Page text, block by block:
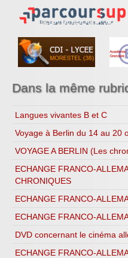
Année 2018-2019
Année 2019-2020
Année 2021-2022
Année 2022-2023
Année 2023-2024
Année 2025-2026
Recettes...
Ressources
Dans la même
Langues vivantes B et C
Voyage à Berlin du 14 au 20
VOYAGE A BERLIN (Les
ECHANGE FRANCO-
CHRONIQUES
ECHANGE FRANCO-
ECHANGE FRANCO-
DVD concernant le cinéma
ECHANGE FRANCO-